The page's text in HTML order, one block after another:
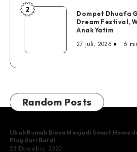
Food
Court
Dompet
Dream
Festival,
Anak
Yatim
2
Dompet Dhuafa
Dream Festival,
Anak Yatim
27 Juli, 2026 6
Random Posts
Ubah Rumah Biasa Menjadi Smart Home
Plug dari Bardi
23 Desember, 2020